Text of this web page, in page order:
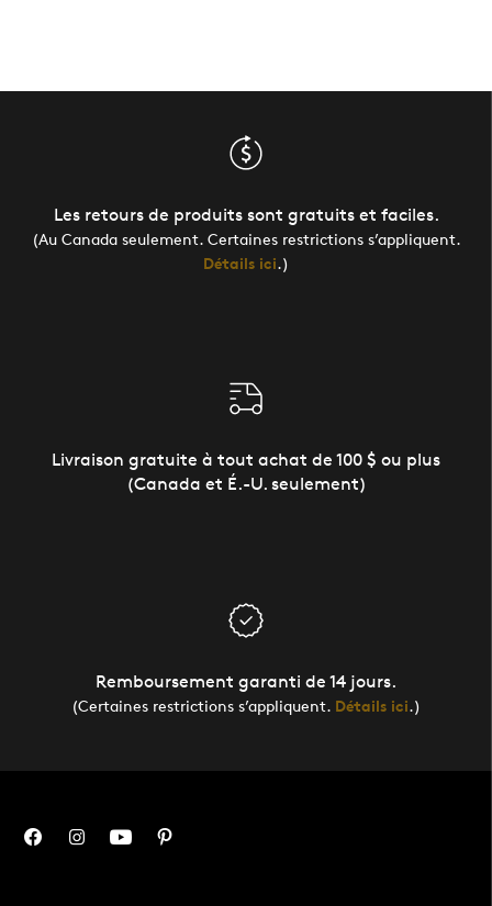
Les retours de produits sont gratuits et faciles.
(Au Canada seulement. Certaines restrictions s’appliquent.
Détails ici.)
Livraison gratuite à tout achat de 100 $ ou plus
(Canada et É.-U. seulement)
Remboursement garanti de 14 jours.
(Certaines restrictions s’appliquent. Détails ici.)